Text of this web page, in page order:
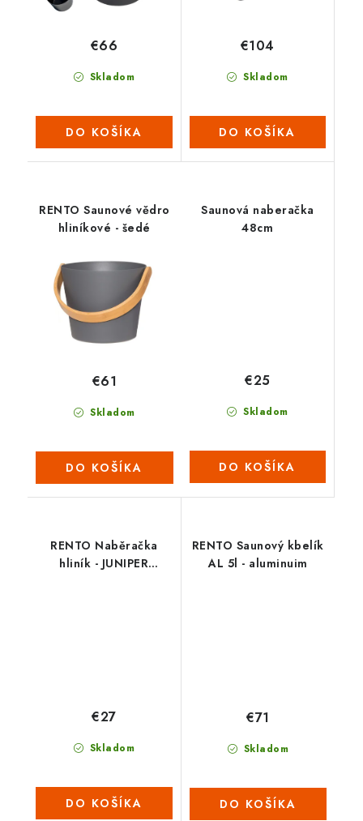
Skladom
€66
DO KOŠÍKA
Skladom
€104
DO KOŠÍKA
RENTO Saunové vědro
hliníkové - šedé
Skladom
€61
DO KOŠÍKA
Saunová naberačka
48cm
Skladom
€25
DO KOŠÍKA
RENTO Naběračka
hliník - JUNIPER
Skladom
€27
DO KOŠÍKA
RENTO Saunový kbelík
AL 5l - aluminuim
Skladom
€71
DO KOŠÍKA